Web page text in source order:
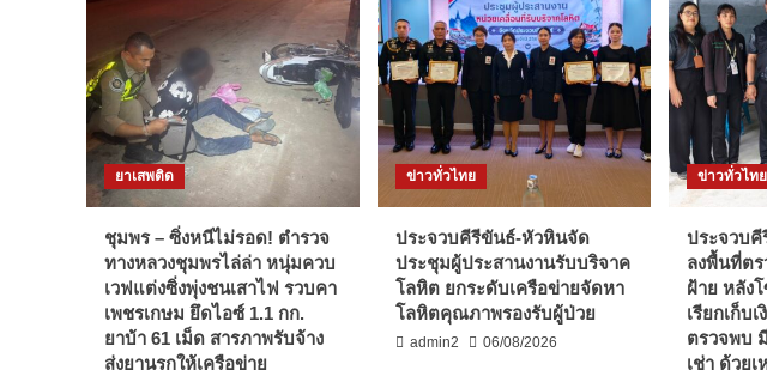
ยาเสพติด
ชุมพร – ซิ่งหนีไม่รอด! ตำรวจ
ทางหลวงชุมพรไล่ล่า หนุ่มควบ
เวฟแต่งซิ่งพุ่งชนเสาไฟ รวบคา
เพชรเกษม ยึดไอซ์ 1.1 กก.
ยาบ้า 61 เม็ด สารภาพรับจ้าง
ส่งยานรกให้เครือข่าย
ข่าวทั่วไทย
ประจวบคีรีขันธ์-หัวหินจัด
ประชุมผู้ประสานงานรับบริจาค
โลหิต ยกระดับเครือข่ายจัดหา
โลหิตคุณภาพรองรับผู้ป่วย
admin2 06/08/2026
ข่าวทั่วไทย
ประจวบ
ลงพื้นที่ตร
ฝ้าย หลัง
เรียกเก็บ
ตรวจพบ
เช่า ด้วย